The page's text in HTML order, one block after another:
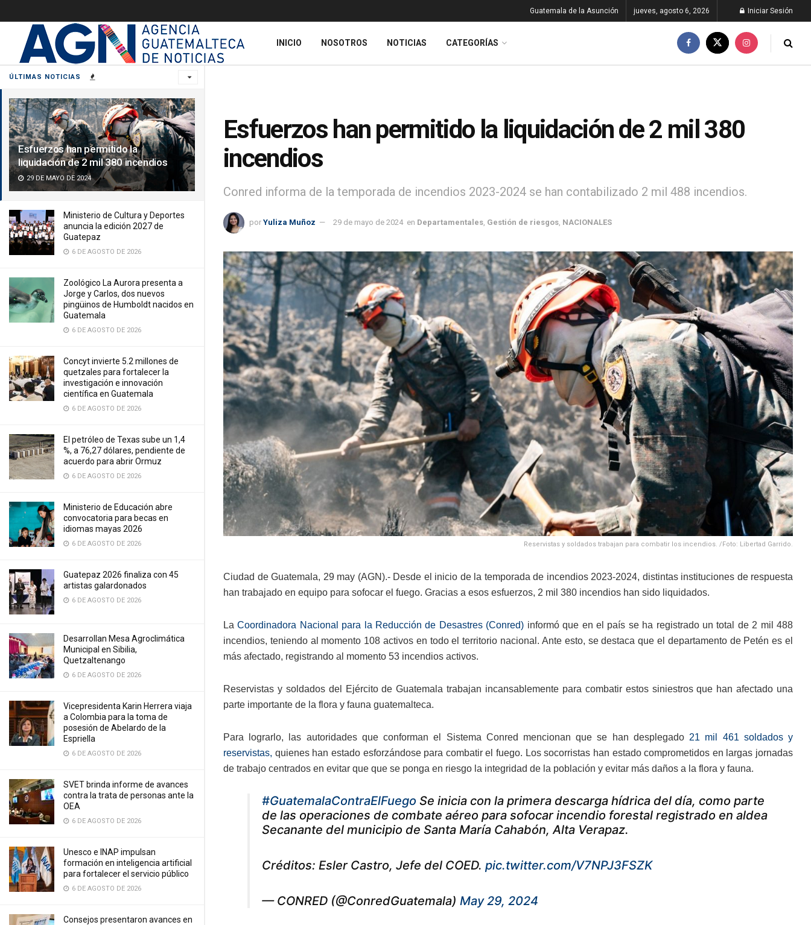
ÚLTIMAS NOTICIAS
Esfuerzos han permitido la
liquidación de 2 mil 380 incendios
29 DE MAYO DE 2024
Ministerio de Cultura y Deportes
anuncia la edición 2027 de
Guatepaz
6 DE AGOSTO DE 2026
Zoológico La Aurora presenta a
Jorge y Carlos, dos nuevos
pingüinos de Humboldt nacidos en
Guatemala
6 DE AGOSTO DE 2026
Concyt invierte 5.2 millones de
quetzales para fortalecer la
investigación e innovación
científica en Guatemala
6 DE AGOSTO DE 2026
El petróleo de Texas sube un 1,4
%, a 76,27 dólares, pendiente de
acuerdo para abrir Ormuz
6 DE AGOSTO DE 2026
Ministerio de Educación abre
convocatoria para becas en
idiomas mayas 2026
6 DE AGOSTO DE 2026
Guatepaz 2026 finaliza con 45
artistas galardonados
6 DE AGOSTO DE 2026
Desarrollan Mesa Agroclimática
Municipal en Sibilia,
Quetzaltenango
6 DE AGOSTO DE 2026
Vicepresidenta Karin Herrera viaja
a Colombia para la toma de
posesión de Abelardo de la
Espriella
6 DE AGOSTO DE 2026
SVET brinda informe de avances
contra la trata de personas ante la
OEA
6 DE AGOSTO DE 2026
Unesco e INAP impulsan
formación en inteligencia artificial
para fortalecer el servicio público
6 DE AGOSTO DE 2026
Consejos presentaron avances en
Guatemala de la Asunción jueves, agosto 6, 2026 Iniciar Sesión
INICIO NOSOTROS NOTICIAS CATEGORÍAS
Esfuerzos han permitido la liquidación de 2 mil 380
incendios
Conred informa de la temporada de incendios 2023-2024 se han contabilizado 2 mil 488 incendios.
por Yuliza Muñoz 29 de mayo de 2024 en Departamentales Gestión de riesgos NACIONALES
Reservistas y soldados trabajan para combatir los incendios. /Foto: Libertad Garrido.
Ciudad de Guatemala, 29 may (AGN).- Desde el inicio de la temporada de incendios 2023-2024, distintas instituciones de respuesta
han trabajado en equipo para sofocar el fuego. Gracias a esos esfuerzos, 2 mil 380 incendios han sido liquidados.
LaCoordinadora Nacional para la Reducción de Desastres (Conred) informó que en el país se ha registrado un total de 2 mil 488
incendios, teniendo al momento 108 activos en todo el territorio nacional. Ante esto, se destaca que el departamento de Petén es el
más afectado, registrando al momento 53 incendios activos.
Reservistas y soldados del Ejército de Guatemala trabajan incansablemente para combatir estos siniestros que han afectado una
parte importante de la flora y fauna guatemalteca.
Para lograrlo, las autoridades que conforman el Sistema Conred mencionan que se han desplegado 21 mil 461 soldados y
reservistas, quienes han estado esforzándose para combatir el fuego. Los socorristas han estado comprometidos en largas jornadas
de trabajo centrados en evitar que que se ponga en riesgo la integridad de la población y evitar más daños a la flora y fauna.
#GuatemalaContraElFuego Se inicia con la primera descarga hídrica del día, como parte
de las operaciones de combate aéreo para sofocar incendio forestal registrado en aldea
Secanante del municipio de Santa María Cahabón, Alta Verapaz.
Créditos: Esler Castro, Jefe del COED. pic.twitter.com/V7NPJ3FSZK
— CONRED (@ConredGuatemala) May 29, 2024